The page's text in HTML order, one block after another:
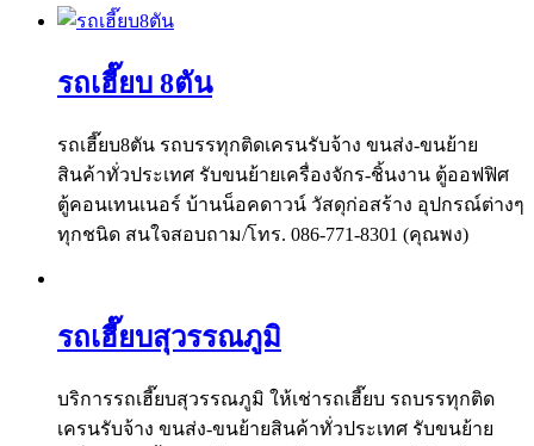
รถเฮี๊ยบ 8ตัน
รถเฮี๊ยบ8ตัน รถบรรทุกติดเครนรับจ้าง ขนส่ง-ขนย้าย
สินค้าทั่วประเทศ รับขนย้ายเครื่องจักร-ชิ้นงาน ตู้ออฟฟิศ
ตู้คอนเทนเนอร์ บ้านน็อคดาวน์ วัสดุก่อสร้าง อุปกรณ์ต่างๆ
ทุกชนิด สนใจสอบถาม/โทร. 086-771-8301 (คุณพง)
รถเฮี๊ยบสุวรรณภูมิ
บริการรถเฮี๊ยบสุวรรณภูมิ ให้เช่ารถเฮี๊ยบ รถบรรทุกติด
เครนรับจ้าง ขนส่ง-ขนย้ายสินค้าทั่วประเทศ รับขนย้าย